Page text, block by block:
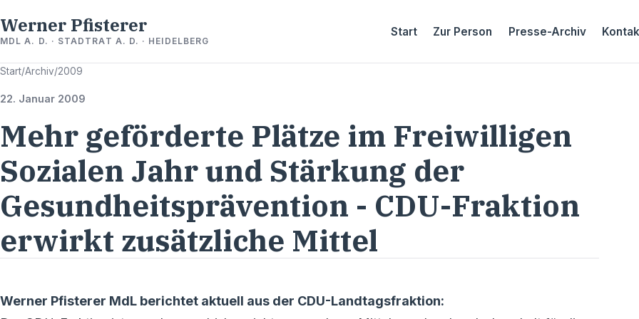
Werner Pfisterer
MDL A. D. · STADTRAT A. D. · HEIDELBERG
Start Zur Person Presse-Archiv
Start/Archiv/2009
22. Januar 2009
Mehr geförderte Plätze im Freiwilligen
Sozialen Jahr und Stärkung der
Gesundheitsprävention - CDU-Fraktion
erwirkt zusätzliche Mittel
Werner Pfisterer MdL berichtet aktuell aus der CDU-Landtagsfraktion: